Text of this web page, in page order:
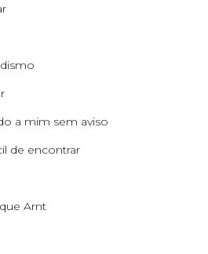
a mim sem aviso
de encontrar
Arnt